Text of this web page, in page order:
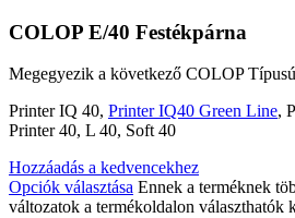
COLOP E/40 Festékpárna
Megegyezik a következő COLOP
Printer IQ 40, Printer IQ40 Green Line,
Printer 40, L 40, Soft 40
Hozzáadás a kedvencekhez
Opciók választása Ennek a terméknek
változatok a termékoldalon választhatók